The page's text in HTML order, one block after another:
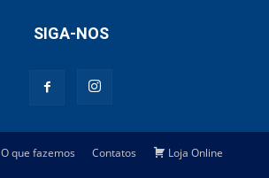
SIGA-NOS
O que fazemos Contatos Loja Online